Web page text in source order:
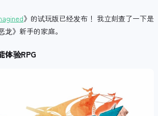
》的试玩版已经发布！ 我立刻查了一下是
》新手的家庭。
体验RPG